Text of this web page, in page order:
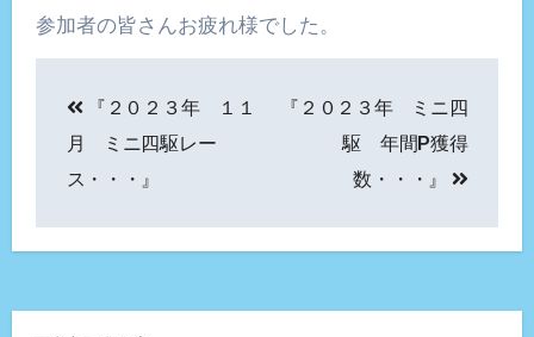
参加者の皆さんお疲れ様でした。
稿
ナ
ビ
『２０２３年 １１
月 ミニ四駆レー
ス・・・』
『２０２３年 ミニ四
駆 年間P獲得
数・・・』